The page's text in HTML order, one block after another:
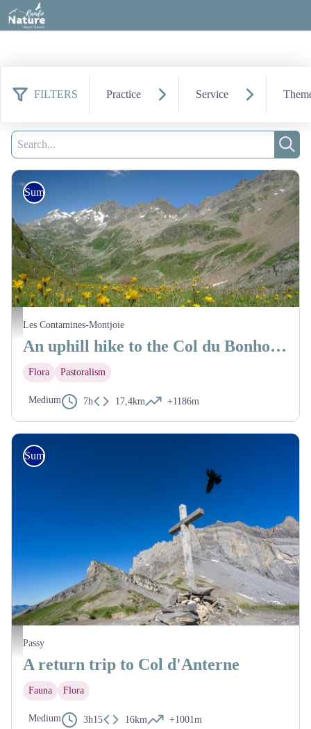
FILTERS Practice Service
Search
Panorama sur la Réserve depuis le Col du Bonhomme - Julien Heuret - CEN 74
Summer hike
Les Contamines-Montjoie
An uphill hike to the Col du Bonhomme mountain pass
Flora Pastoralism
Medium 7h 17,4km +1186m
Col d'Anterne avec Fiz et Chocard - Julien Heuret - CEN 74
Summer hike
Passy
A return trip to Col d'Anterne
Fauna Flora
Medium 3h15 16km +1001m